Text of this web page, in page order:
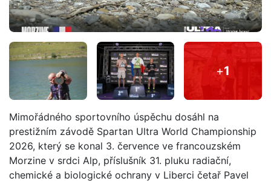
+1
Mimořádného sportovního úspěchu dosáhl na
prestižním závodě Spartan Ultra World Championship
2026, který se konal 3. července ve francouzském
Morzine v srdci Alp, příslušník 31. pluku radiační,
chemické a biologické ochrany v Liberci četař Pavel